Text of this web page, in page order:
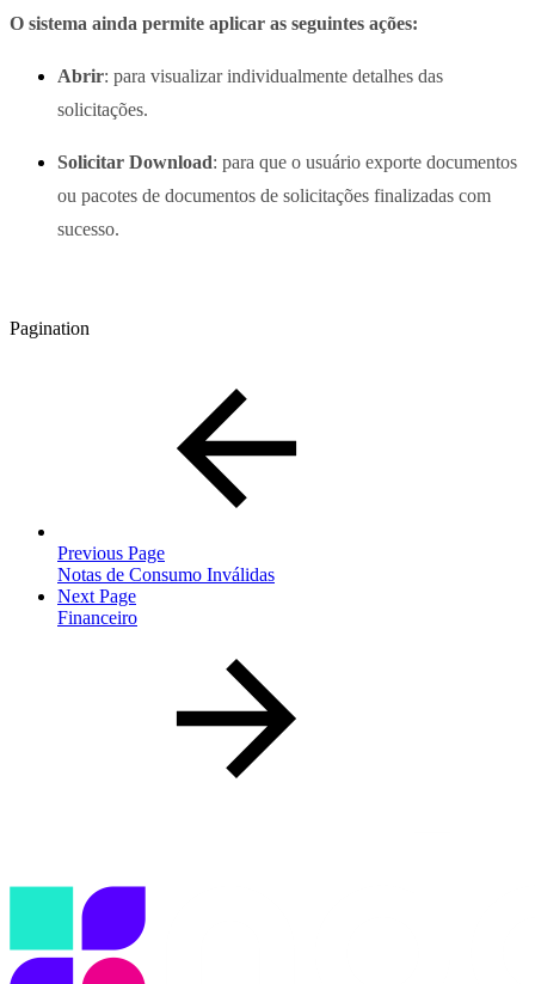
O sistema ainda permite aplicar as seguintes ações:
Abrir: para visualizar individualmente detalhes das
solicitações.
Solicitar Download: para que o usuário exporte documentos
ou pacotes de documentos de solicitações finalizadas com
sucesso.
Pagination
Previous Page
Notas de Consumo Inválidas
Next Page
Financeiro